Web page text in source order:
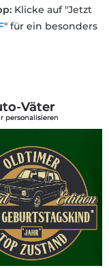
Klicke auf "Jetzt
" für ein besonders
Väter
personalisieren